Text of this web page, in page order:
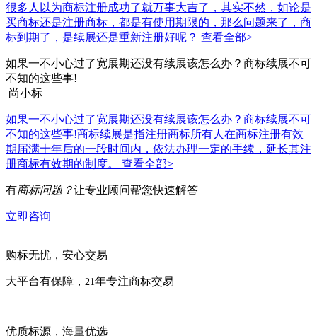
很多人以为商标注册成功了就万事大吉了，其实不然，如论是
买商标还是注册商标，都是有使用期限的，那么问题来了，商
标到期了，是续展还是重新注册好呢？ 查看全部>
如果一不小心过了宽展期还没有续展该怎么办？商标续展不可
不知的这些事!
尚小标
如果一不小心过了宽展期还没有续展该怎么办？商标续展不可
不知的这些事!商标续展是指注册商标所有人在商标注册有效
期届满十年后的一段时间内，依法办理一定的手续，延长其注
册商标有效期的制度。 查看全部>
有商标问题？让专业顾问帮您快速解答
立即咨询
购标无忧，安心交易
大平台有保障， 21年专注商标交易
优质标源，海量优选